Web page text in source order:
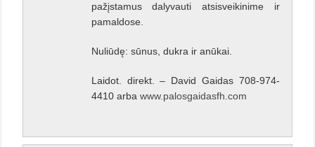
pažįstamus dalyvauti atsisveikinime ir
pamaldose.
Nuliūdę: sūnus, dukra ir anūkai.
Laidot. direkt. – David Gaidas 708-974-
4410 arba www.palosgaidasfh.com